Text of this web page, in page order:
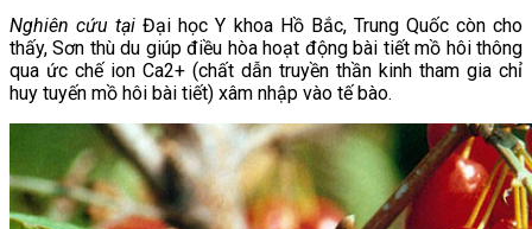
Nghiên cứu tạiĐại học Y khoa Hồ Bắc, Trung Quốc còn cho
thấy, Sơn thù du giúp điều hòa hoạt động bài tiết mồ hôi thông
qua ức chế ion Ca2+ (chất dẫn truyền thần kinh tham gia chỉ
huy tuyến mồ hôi bài tiết) xâm nhập vào tế bào.